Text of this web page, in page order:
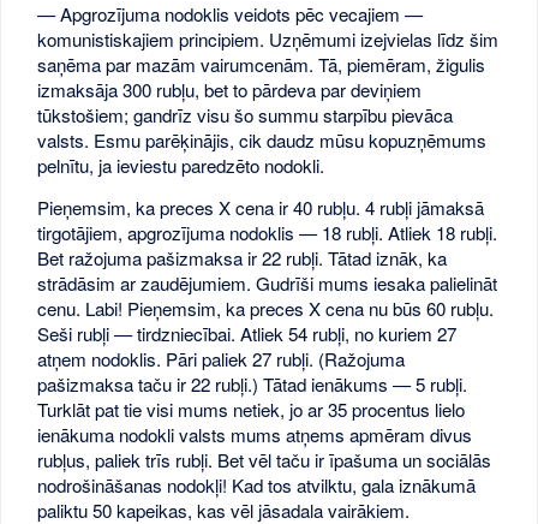
— Apgrozījuma nodoklis veidots pēc vecajiem —
komunistiskajiem principiem. Uzņēmumi izejvielas līdz šim
saņēma par mazām vairumcenām. Tā, piemēram, žigulis
izmaksāja 300 rubļu, bet to pārdeva par deviņiem
tūkstošiem; gandrīz visu šo summu starpību pievāca
valsts. Esmu parēķinājis, cik daudz mūsu kopuzņēmums
pelnītu, ja ieviestu paredzēto nodokli.
Pieņemsim, ka preces X cena ir 40 rubļu. 4 rubļi jāmaksā
tirgotājiem, apgrozījuma nodoklis — 18 rubļi. Atliek 18 rubļi.
Bet ražojuma pašizmaksa ir 22 rubļi. Tātad iznāk, ka
strādāsim ar zaudējumiem. Gudrīši mums iesaka palielināt
cenu. Labi! Pieņemsim, ka preces X cena nu būs 60 rubļu.
Seši rubļi — tirdzniecībai. Atliek 54 rubļi, no kuriem 27
atņem nodoklis. Pāri paliek 27 rubļi. (Ražojuma
pašizmaksa taču ir 22 rubļi.) Tātad ienākums — 5 rubļi.
Turklāt pat tie visi mums netiek, jo ar 35 procentus lielo
ienākuma nodokli valsts mums atņems apmēram divus
rubļus, paliek trīs rubļi. Bet vēl taču ir īpašuma un sociālās
nodrošināšanas nodokļi! Kad tos atvilktu, gala iznākumā
paliktu 50 kapeikas, kas vēl jāsadala vairākiem.